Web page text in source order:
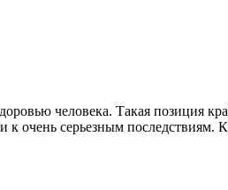
человека. Такая позиция
очень серьезным последствиям.